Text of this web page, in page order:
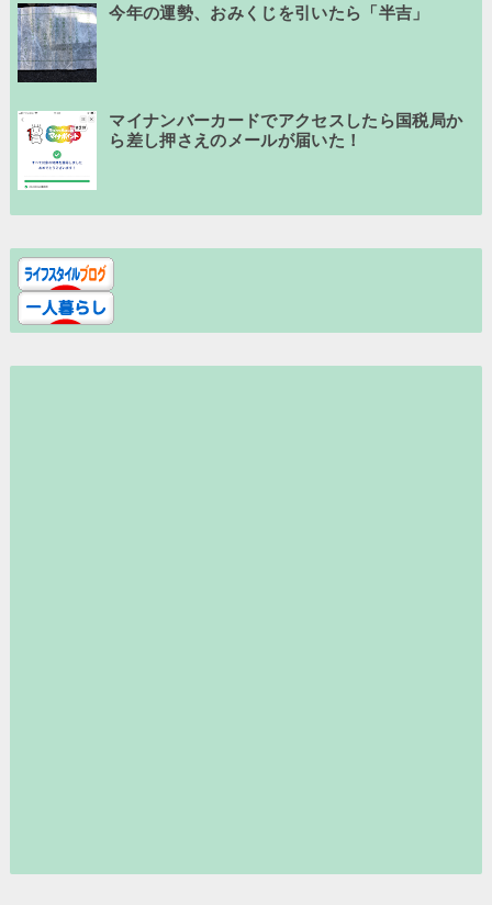
今年の運勢、おみくじを引いたら「半吉」
マイナンバーカードでアクセスしたら国税局か
ら差し押さえのメールが届いた！